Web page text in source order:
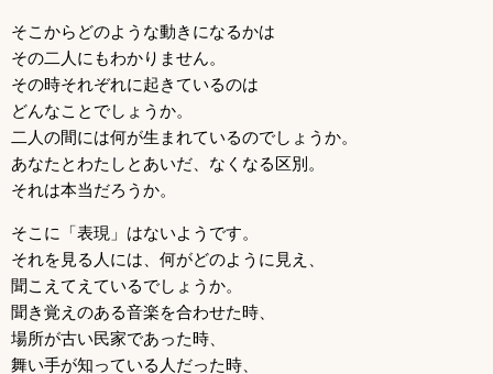
そこからどのような動きになるかは
その二人にもわかりません。
その時それぞれに起きているのは
どんなことでしょうか。
二人の間には何が生まれているのでしょうか。
あなたとわたしとあいだ、なくなる区別。
それは本当だろうか。
そこに「表現」はないようです。
それを見る人には、何がどのように見え、
聞こえてえているでしょうか。
聞き覚えのある音楽を合わせた時、
場所が古い民家であった時、
舞い手が知っている人だった時、